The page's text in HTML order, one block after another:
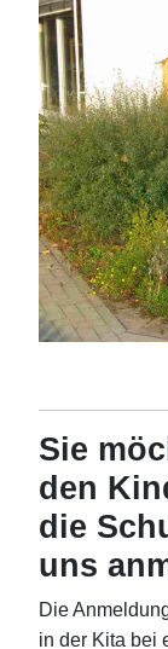
Sie
den
die
uns an
Die
in der Kita bei